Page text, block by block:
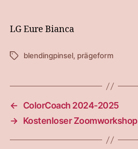
LG Eure Bianca
Schlagwörter
blendingpinsel, prägeform
←
ColorCoach 2024-2025
→ Kostenloser Zoomworkshop